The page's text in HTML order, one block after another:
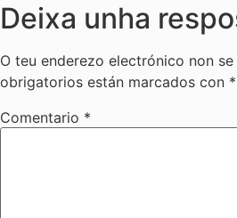
Deixa unha
O teu enderezo electrónico non
obrigatorios están marcados con *
Comentario *